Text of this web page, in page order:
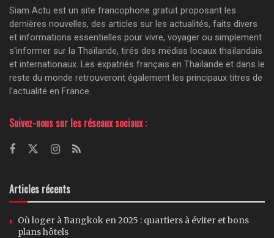
Siam Actu est un site francophone gratuit proposant les
dernières nouvelles, des articles sur les actualités, faits divers
et informations essentielles pour vivre, voyager ou simplement
s'informer sur la Thaïlande, tirés des médias locaux thaïlandais
et internationaux. Les expatriés français en Thaïlande et dans le
reste du monde retrouveront également les principaux titres de
l'actualité en France.
Suivez-nous sur les réseaux sociaux :
Articles récents
Où loger à Bangkok en 2025 : quartiers à éviter et bons
plans hôtels